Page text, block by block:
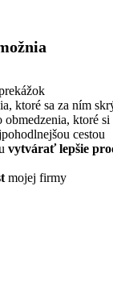
ktoré sa za ním
ktoré si
cestou
vytvárať lepšie
mojej firmy